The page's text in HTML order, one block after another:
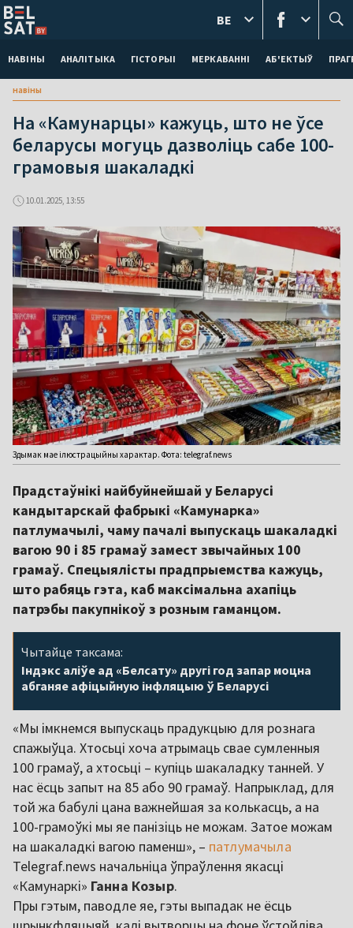
НАВІНЫ АНАЛІТЫКА ГІСТОРЫІ МЕРКАВАННI АБ'ЕКТЫЎ
BE
навіны
На «Камунарцы» кажуць, што не ўсе
беларусы могуць дазволіць сабе 100-
грамовыя шакаладкі
10.01.2025, 13:55
Здымак мае ілюстрацыйны характар. Фота: telegraf.news
Прадстаўнікі найбуйнейшай у Беларусі
кандытарскай фабрыкі «Камунарка»
патлумачылі, чаму пачалі выпускаць шакаладкі
вагою 90 і 85 грамаў замест звычайных 100
грамаў. Спецыялісты прадпрыемства кажуць,
што рабяць гэта, каб максімальна ахапіць
патрэбы пакупнікоў з розным гаманцом.
Чытайце таксама:
Індэкс аліўе ад «Белсату» другі год запар моцна
абганяе афіцыйную інфляцыю ў Беларусі
«Мы імкнемся выпускаць прадукцыю для рознага
спажыўца. Хтосьці хоча атрымаць свае сумленныя
100 грамаў, а хтосьці – купіць шакаладку танней. У
нас ёсць запыт на 85 або 90 грамаў. Напрыклад, для
той жа бабулі цана важнейшая за колькасць, а на
100-грамоўкі мы яе панізіць не можам. Затое можам
на шакаладкі вагою паменш», – патлумачыла
Telegraf.news начальніца ўпраўлення якасці
«Камунаркі» Ганна Козыр.
Пры гэтым, паводле яе, гэты выпадак не ёсць